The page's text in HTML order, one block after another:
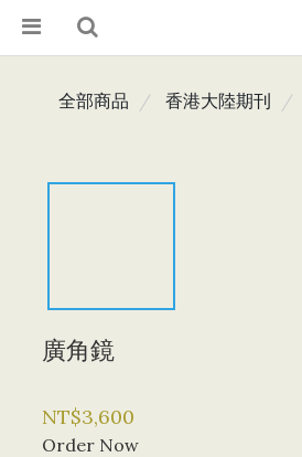
全部商品 香港大陸期刊
廣角鏡
NT$3,600
Order Now